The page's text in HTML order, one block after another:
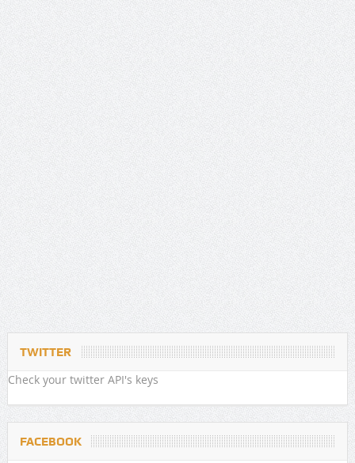
TWITTER
Check your twitter API's keys
FACEBOOK